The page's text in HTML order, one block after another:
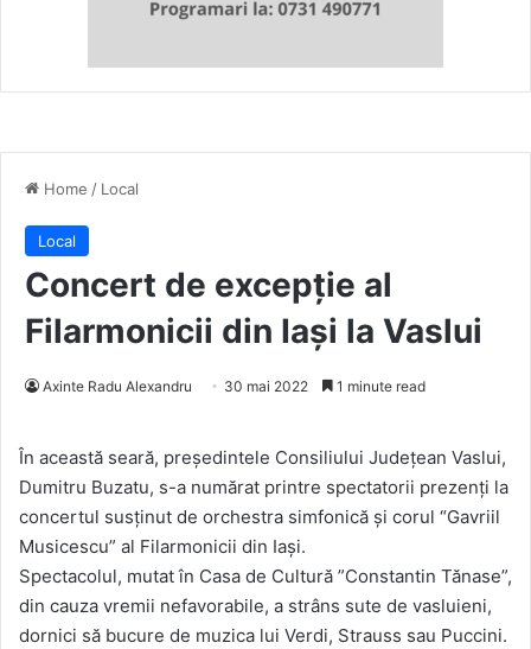
Home / Local
Local
Concert de excepție al
Filarmonicii din Iași la Vaslui
Axinte Radu Alexandru 30 mai 2022 1 minute read
În această seară, președintele Consiliului Județean Vaslui,
Dumitru Buzatu, s-a numărat printre spectatorii prezenți la
concertul susţinut de orchestra simfonică şi corul “Gavriil
Musicescu” al Filarmonicii din Iași.
Spectacolul, mutat în Casa de Cultură ”Constantin Tănase”,
din cauza vremii nefavorabile, a strâns sute de vasluieni,
dornici să bucure de muzica lui Verdi, Strauss sau Puccini.